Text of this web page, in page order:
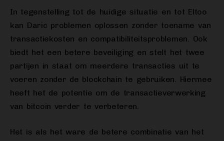
In tegenstelling tot de huidige situatie en tot Eltoo
kan Daric problemen oplossen zonder toename van
transactiekosten en compatibiliteitsproblemen. Ook
biedt het een betere beveiliging en stelt het twee
partijen in staat om meerdere transacties uit te
voeren zonder de blockchain te gebruiken. Hiermee
heeft het de potentie om de transactieverwerking
van bitcoin verder te verbeteren.
Het is als het ware de betere combinatie van het